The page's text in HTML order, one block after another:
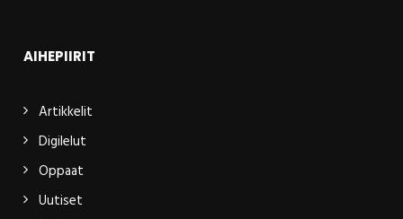
AIHEPIIRIT
Artikkelit
Digilelut
Oppaat
Uutiset